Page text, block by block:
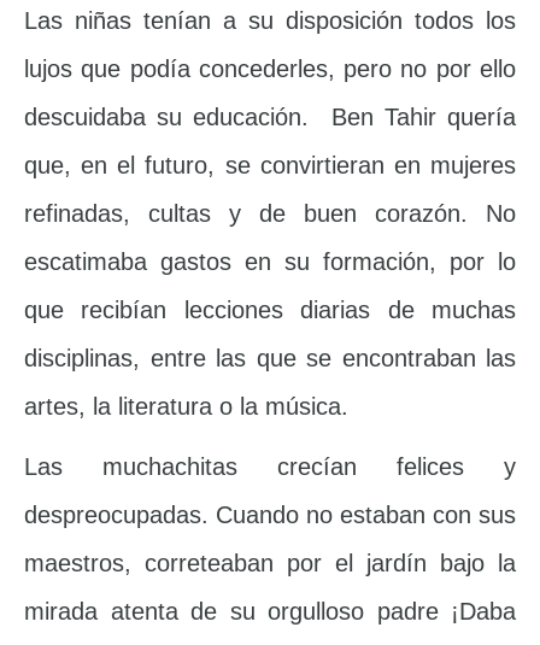
Las niñas tenían a su disposición todos los
lujos que podía concederles, pero no por ello
descuidaba su educación. Ben Tahir quería
que, en el futuro, se convirtieran en mujeres
refinadas, cultas y de buen corazón. No
escatimaba gastos en su formación, por lo
que recibían lecciones diarias de muchas
disciplinas, entre las que se encontraban las
artes, la literatura o la música.
Las muchachitas crecían felices y
despreocupadas. Cuando no estaban con sus
maestros, correteaban por el jardín bajo la
mirada atenta de su orgulloso padre ¡Daba